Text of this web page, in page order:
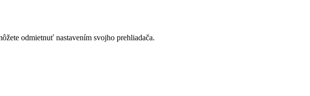
odmietnuť nastavením svojho prehliadača.